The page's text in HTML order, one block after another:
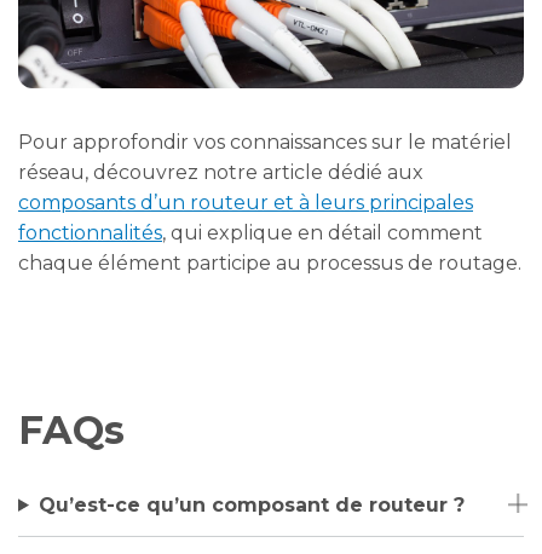
Pour approfondir vos connaissances sur le matériel
réseau, découvrez notre article dédié aux
composants d’un routeur et à leurs principales
fonctionnalités, qui explique en détail comment
chaque élément participe au processus de routage.
FAQs
Qu’est-ce qu’un composant de routeur ?